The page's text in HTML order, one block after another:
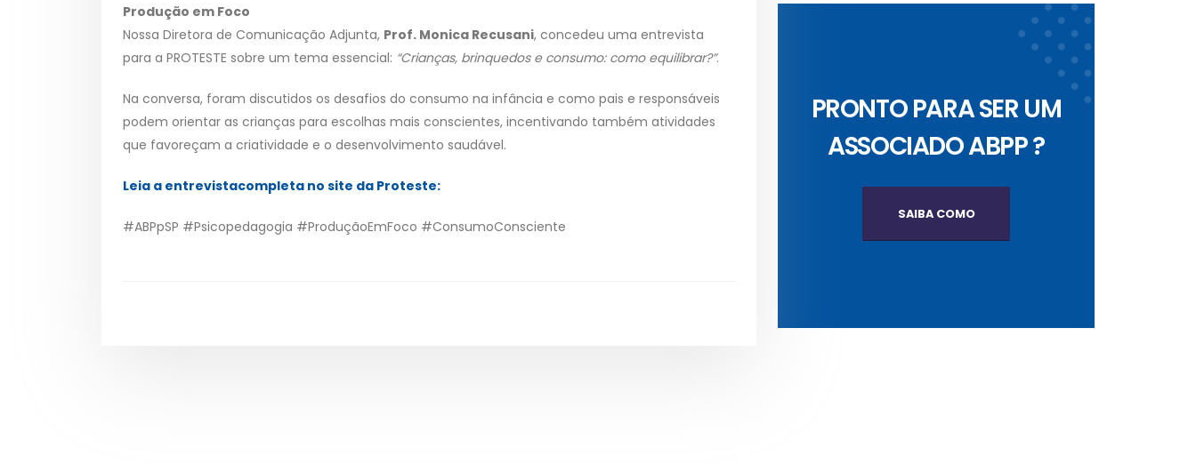
Produção em Foco
Nossa Diretora de Comunicação Adjunta, Prof. Monica Recusani, concedeu uma entrevista
para a PROTESTE sobre um tema essencial: “Crianças, brinquedos e consumo: como equilibrar?”.
Na conversa, foram discutidos os desafios do consumo na infância e como pais e responsáveis
podem orientar as crianças para escolhas mais conscientes, incentivando também atividades
que favoreçam a criatividade e o desenvolvimento saudável.
Leia a entrevistacompleta no site da Proteste:
#ABPpSP #Psicopedagogia #ProduçãoEmFoco #ConsumoConsciente
PRONTO PARA SER UM
ASSOCIADO ABPP ?
SAIBA COMO